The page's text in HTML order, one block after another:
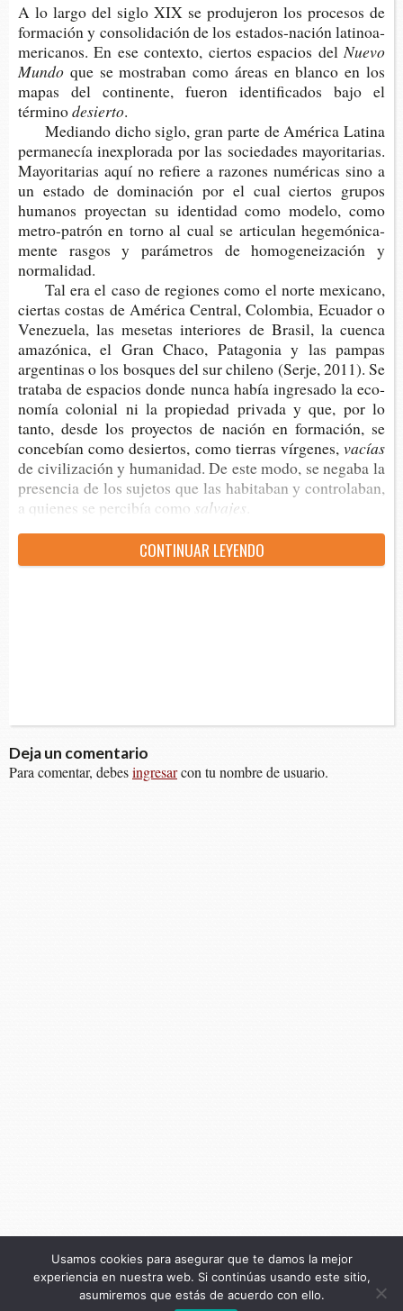
A lo largo del siglo XIX se pro­du­je­ron los pro­ce­sos de
for­ma­ción y con­so­li­da­ción de los estados-​nación lati­noa­
me­ri­ca­nos. En ese con­tex­to, cier­tos espa­cios delNuevo
Mundo que se mos­tra­ban como áreas en blan­co en los
mapas del con­ti­nen­te, fue­ron iden­ti­fi­ca­dos bajo el
términodesierto.
Median­do dicho siglo, gran parte de Amé­ri­ca Lati­na
per­ma­ne­cía inex­plo­ra­da por las socie­da­des mayo­ri­ta­rias.
Mayo­ri­ta­rias aquí no refie­re a razo­nes numé­ri­cas sino a
un esta­do de domi­na­ción por el cual cier­tos gru­pos
huma­nos pro­yec­tan su iden­ti­dad como mode­lo, como
metro-​patrón en torno al cual se arti­cu­lan hege­mó­ni­ca­
men­te ras­gos y pará­me­tros de homo­ge­nei­za­ción y
normalidad.
Tal era el caso de regio­nes como el norte mexi­cano,
cier­tas cos­tas de Amé­ri­ca Cen­tral, Colom­bia, Ecua­dor o
Vene­zue­la, las mese­tas inte­rio­res de Bra­sil, la cuen­ca
ama­zó­ni­ca, el Gran Chaco, Pata­go­nia y las pam­pas
argen­ti­nas o los bos­ques del sur chi­leno (Serje, 2011). Se
tra­ta­ba de espa­cios donde nunca había ingre­sa­do la eco­
no­mía colo­nial ni la pro­pie­dad pri­va­da y que, por lo
tanto, desde los pro­yec­tos de nación en for­ma­ción, se
con­ce­bían como desier­tos, como tie­rras vírgenes, vacías
de civi­li­za­ción y huma­ni­dad. De este modo, se nega­ba la
pre­sen­cia de los suje­tos que las habi­ta­ban y con­tro­la­ban,
a quie­nes se per­ci­bía como salvajes
CON­TI­NUAR LEYENDO
Deja un comentario
Para comentar, debesingresarcon tu nombre de usuario.
Usamos cookies para asegurar que te damos la mejor
experiencia en nuestra web. Si continúas usando este sitio,
asumiremos que estás de acuerdo con ello.